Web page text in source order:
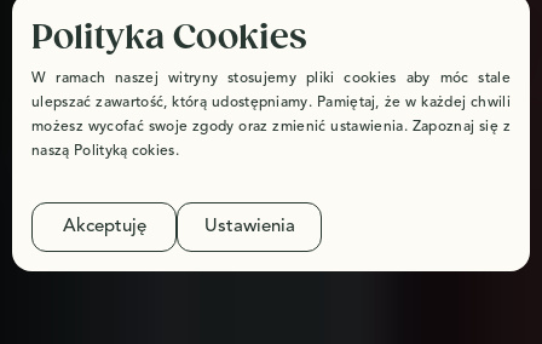
Polityka Cookies
W ramach naszej witryny stosujemy pliki cookies aby móc stale
ulepszać zawartość, którą udostępniamy. Pamiętaj, że w każdej chwili
możesz wycofać swoje zgody oraz zmienić ustawienia. Zapoznaj się z
naszą Polityką cokies.
Akceptuję Ustawienia